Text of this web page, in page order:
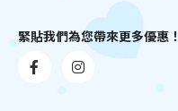
緊貼我們為您帶來更多優惠！